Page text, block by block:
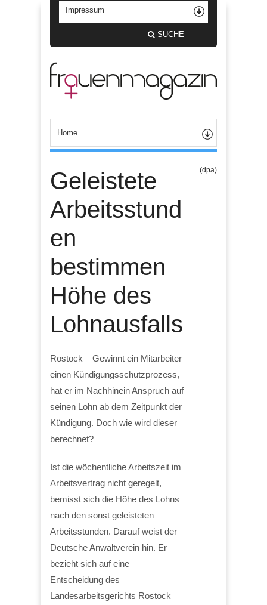
SUCHE
Geleistete
Arbeitsstund
en
bestimmen
Höhe des
Lohnausfalls
(dpa)
Rostock – Gewinnt ein Mitarbeiter
einen Kündigungsschutzprozess,
hat er im Nachhinein Anspruch auf
seinen Lohn ab dem Zeitpunkt der
Kündigung. Doch wie wird dieser
berechnet?
Ist die wöchentliche Arbeitszeit im
Arbeitsvertrag nicht geregelt,
bemisst sich die Höhe des Lohns
nach den sonst geleisteten
Arbeitsstunden. Darauf weist der
Deutsche Anwaltverein hin. Er
bezieht sich auf eine
Entscheidung des
Landesarbeitsgerichts Rostock